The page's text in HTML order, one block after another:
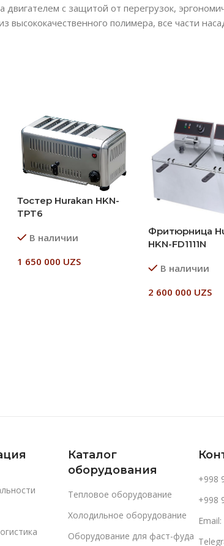
с защитой от перегрузок,
полимера, все части
Тостер Hurakan HKN-
TPT6
В наличии
1 650 000 UZS
Фритюрница
HKN-FD1111N
В наличии
2 600 000 UZS
Каталог
оборудования
Тепловое оборудование
Холодильное оборудование
Оборудование для фаст-фуда
+998
+998